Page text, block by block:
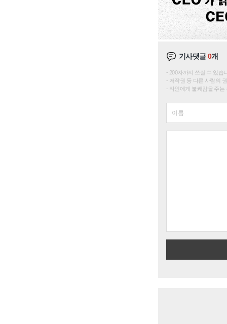
기사댓글0개
200자까지 쓰실 수 있습
저작권 등 다른 사람의
타인에게 불쾌감을 주는